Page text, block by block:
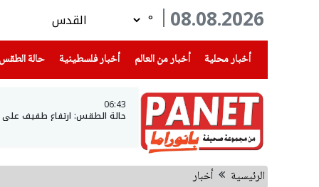
08.08.2026
°
أخبار محلية
(current) أخبار من العالم أخبار فلسطينية(current) حالة الطقس
06:43
حالة الطقس: ارتفاع طفيف على
الرئيسية أخبار